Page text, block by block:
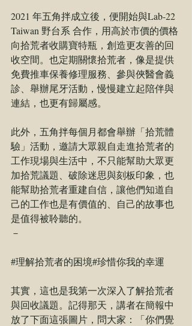
2021 年五角拌成立後，便開始與Lab-22
Taiwan 野台系 合作，用高於市價的價格
向拾荒者收購寶特瓶，創造更友善的回
收空間。也定期關懷拾荒者，像是提供
免費推車保養修理服務、參與俠醫會義
診、舉辦尾牙活動，慢慢建立起陪伴與
連結，也更有歸屬感。
此外，五角拌每個月都會舉辦「拾荒體
驗」活動，邀請大眾親自走進拾荒者的
工作現場與生活中，不只能幫助大眾更
加拾荒議題、破除迷思與刻板印象，也
能幫助拾荒者重建自信，讓他們知道自
己的工作也是有價值的、自己的故事也
是值得被聆聽的。
－
#理解拾荒者的困境#珍惜你我的幸運
其實，這也是我第一次深入了解拾荒者
與回收議題。記得那天，講者在簡報中
放了下面這張圖片，問大家：「你們覺